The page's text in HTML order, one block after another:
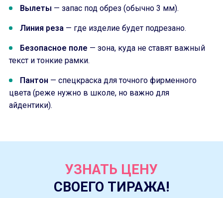
Вылеты — запас под обрез (обычно 3 мм).
Линия реза — где изделие будет подрезано.
Безопасное поле — зона, куда не ставят важный
текст и тонкие рамки.
Пантон — спецкраска для точного фирменного
цвета (реже нужно в школе, но важно для
айдентики).
УЗНАТЬ ЦЕНУ
СВОЕГО ТИРАЖА!